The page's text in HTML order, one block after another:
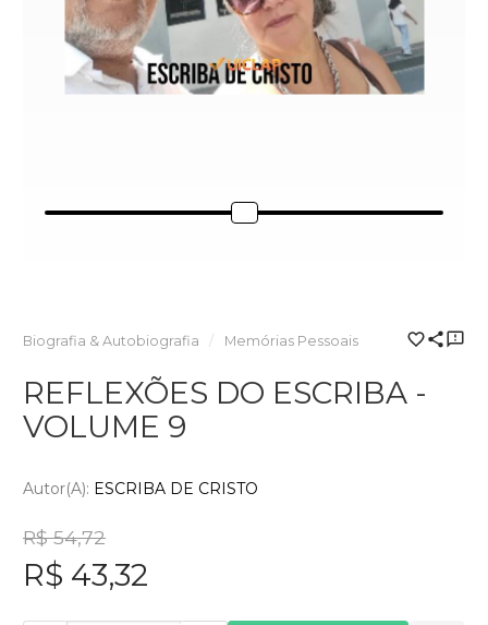
Biografia & Autobiografia Memórias Pessoais
REFLEXÕES DO ESCRIBA -
VOLUME 9
Autor(a): ESCRIBA DE CRISTO
R$ 54,72
R$ 43,32